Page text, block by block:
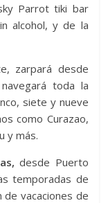
Parrot tiki bar
alcohol, y de la
zarpará desde
toda la
siete y nueve
como Curazao,
y más.
desde Puerto
temporadas de
de vacaciones de